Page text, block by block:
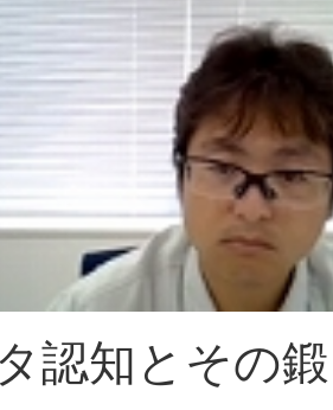
認知とその